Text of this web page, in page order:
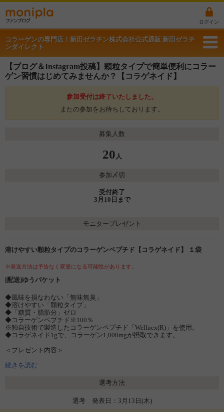
ログイン
コラーゲンの専門店！新田ゼラチン株式会社公式通販 新田ゼラチ
ンダイレクト
【ブログ＆Instagram投稿】顆粒タイプで簡単便利にコラー
ゲン習慣はじめてみませんか？【コラゲネイド】
参加受付は終了いたしました。
またの参加をお待ちしております。
募集人数
20 人
参加〆切
受付終了
3月10日まで
モニタープレゼント
溶けやすい顆粒タイプのコラーゲンペプチド【コラゲネイド】 １袋
※発送方法は予告なく変更になる可能性があります。
[配送]ゆうパケット
◆風味を損なわない「無味無臭」
◆溶けやすい「顆粒タイプ」
◆「糖質・脂肪分」ゼロ
◆コラーゲンペプチド※100％
※独自技術で製造したコラーゲンペプチド「Wellnex(R)」を使用。
◆コラゲネイド1gで、コラーゲン1,000mgが摂取できます。
＜プレゼント内容＞
・20cc専用スプーン 1本
量 0～0.152g（当社分析による推定値）
●原材料名
続きを読む
選考方法
選考 発表日：3月13日(木)